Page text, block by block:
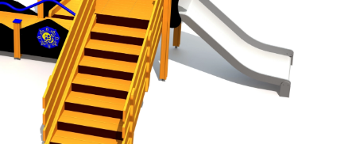
Alle Produkte anzeigen
NEU! NINJA-Parcours
NEU! PARKOUR
NEU! URBAN Serie
Sportgeräte
Bewegungsstationen